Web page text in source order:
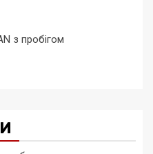
з пробігом